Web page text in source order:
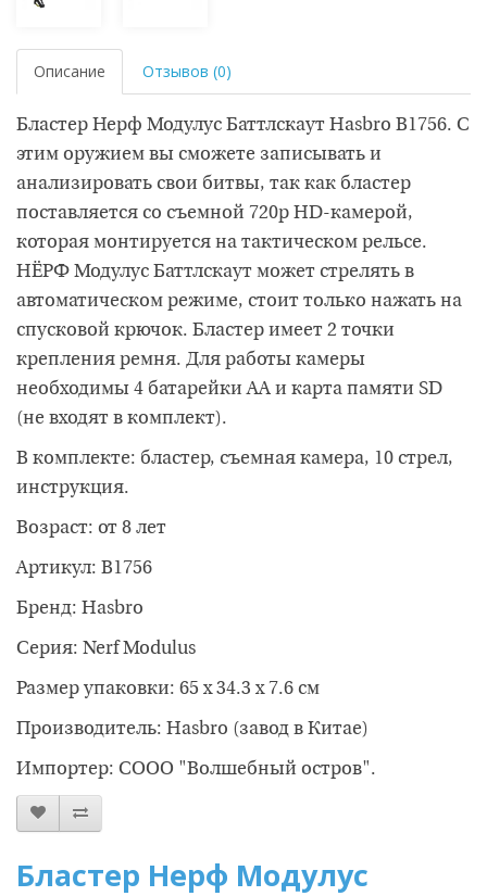
Описание Отзывов (0)
Бластер Нерф Модулус Баттлскаут Hasbro B1756. С
этим оружием вы сможете записывать и
анализировать свои битвы, так как бластер
поставляется со съемной 720p HD-камерой,
которая монтируется на тактическом рельсе.
НЁРФ Модулус Баттлскаут может стрелять в
автоматическом режиме, стоит только нажать на
спусковой крючок. Бластер имеет 2 точки
крепления ремня. Для работы камеры
необходимы 4 батарейки АА и карта памяти SD
(не входят в комплект).
В комплекте: бластер, съемная камера, 10 стрел,
инструкция.
Возраст: от 8 лет
Артикул: B1756
Бренд: Hasbro
Серия: Nerf Modulus
Размер упаковки: 65 х 34.3 х 7.6 см
Производитель: Hasbro (завод в Китае)
Импортер: CООО "Волшебный остров".
Бластер Нерф Модулус